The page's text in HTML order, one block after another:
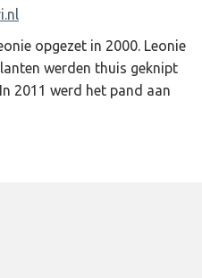
opgezet in 2000. Leonie
werden thuis geknipt
2011 werd het pand aan